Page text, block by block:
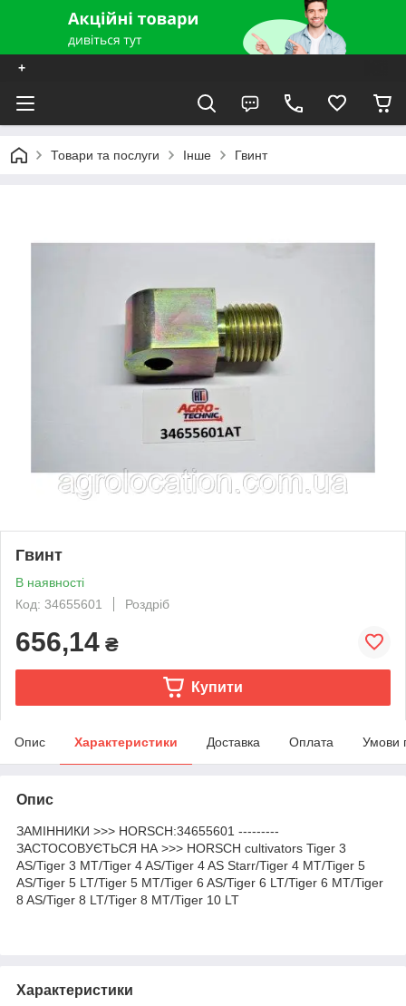
+
Товари та послуги Інше Гвинт
Гвинт
В наявності
Код: 34655601
Роздріб
656,14 ₴
Купити
Опис Характеристики Доставка Оплата Умови
Опис
ЗАМІННИКИ >>> HORSCH:34655601 ---------
ЗАСТОСОВУЄТЬСЯ НА >>> HORSCH cultivators Tiger 3
AS/Tiger 3 MT/Tiger 4 AS/Tiger 4 AS Starr/Tiger 4 MT/Tiger 5
AS/Tiger 5 LT/Tiger 5 MT/Tiger 6 AS/Tiger 6 LT/Tiger 6 MT/Tiger
8 AS/Tiger 8 LT/Tiger 8 MT/Tiger 10 LT
Характеристики